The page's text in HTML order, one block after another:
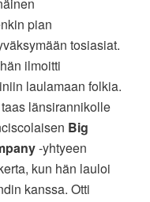
pian
tosiasiat.
ilmoitti
laulamaan folkia.
länsirannikolle
Big
-yhtyeen
kun hän lauloi
kanssa. Otti